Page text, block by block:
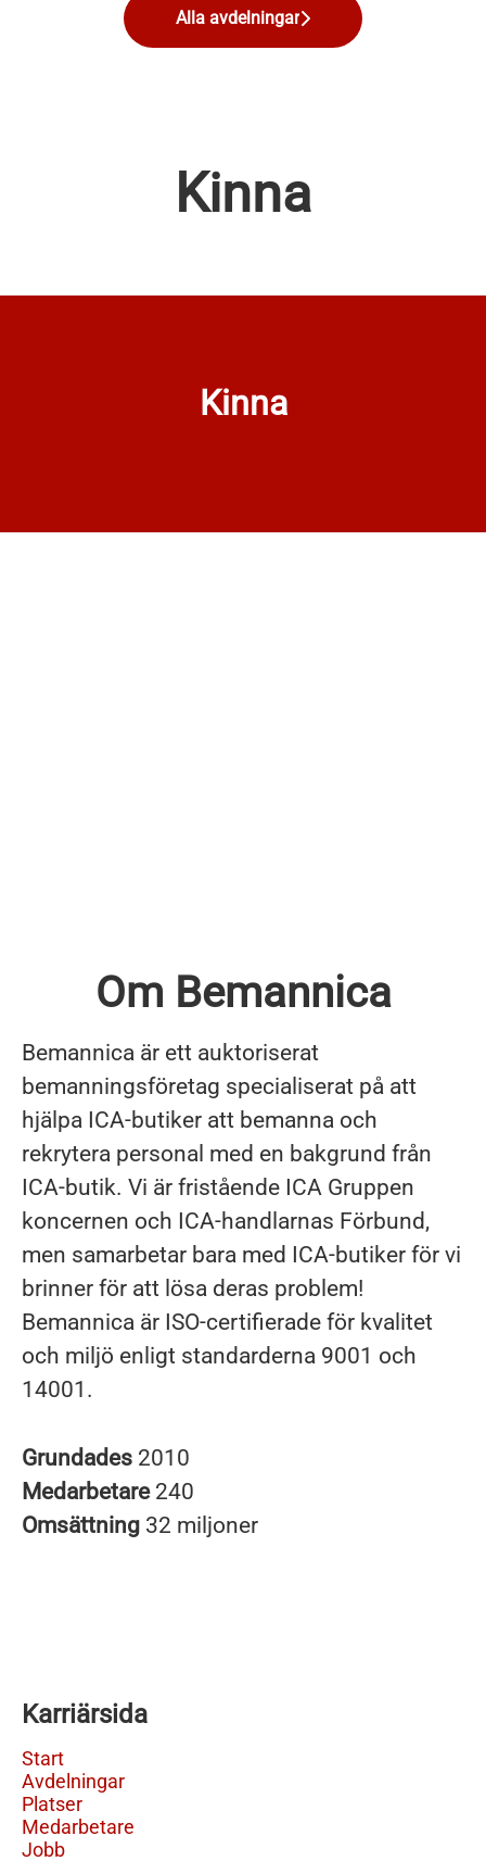
Alla avdelningar
Kinna
Kinna
Om Bemannica
Bemannica är ett auktoriserat
bemanningsföretag specialiserat på att
hjälpa ICA-butiker att bemanna och
rekrytera personal med en bakgrund från
ICA-butik. Vi är fristående ICA Gruppen
koncernen och ICA-handlarnas Förbund,
men samarbetar bara med ICA-butiker för vi
brinner för att lösa deras problem!
Bemannica är ISO-certifierade för kvalitet
och miljö enligt standarderna 9001 och
14001.
Grundades 2010
Medarbetare 240
Omsättning 32 miljoner
Karriärsida
Start
Avdelningar
Platser
Medarbetare
Jobb